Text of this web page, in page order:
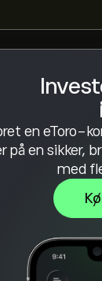
en eToro-
på en sikker,
med